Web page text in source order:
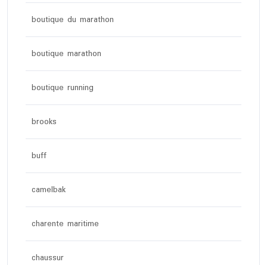
boutique du marathon
boutique marathon
boutique running
brooks
buff
camelbak
charente maritime
chaussur